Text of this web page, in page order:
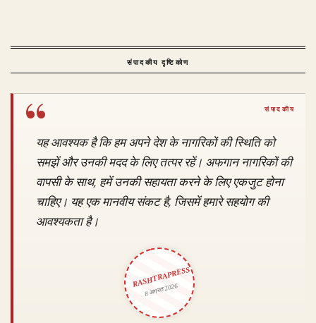
संपादकीय दृष्टिकोण
यह आवश्यक है कि हम अपने देश के नागरिकों की स्थिति को
समझें और उनकी मदद के लिए तत्पर रहें। अफगान नागरिकों की
वापसी के साथ, हमें उनकी सहायता करने के लिए एकजुट होना
चाहिए। यह एक मानवीय संकट है, जिसमें हमारे सहयोग की
आवश्यकता है।
RASHTRAPRESS
8 अगस्त 2026